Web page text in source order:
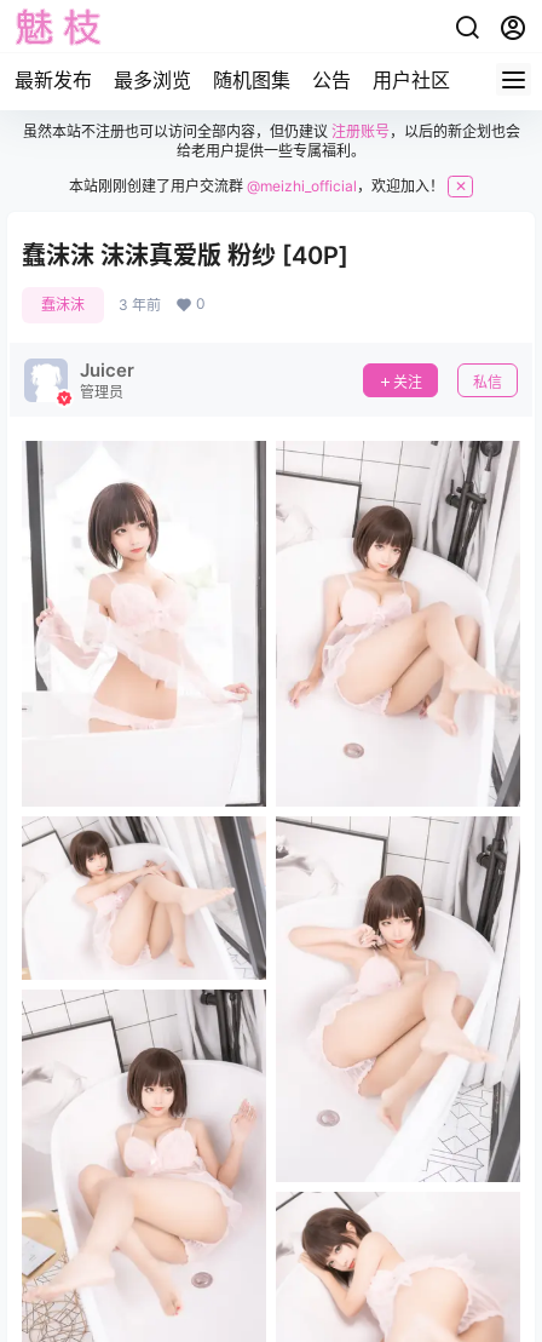
最新发布 最多浏览 随机图集 公告 用户社区
虽然本站不注册也可以访问全部内容，但仍建议 注册账号，以后的新企划也会
给老用户提供一些专属福利。
本站刚刚创建了用户交流群@meizhi_official ，欢迎加入！ ✕
蠢沫沫 沫沫真爱版 粉纱 [40P]
蠢沫沫 3 年前 0
Juicer
管理员
关注 私信